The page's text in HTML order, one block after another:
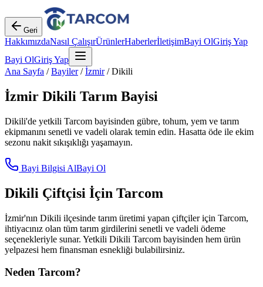
Geri
HakkımızdaNasıl ÇalışırÜrünlerHaberlerİletişimBayi OlGiriş Yap
Bayi OlGiriş Yap
Ana Sayfa /Bayiler/İzmir/Dikili
İzmir Dikili Tarım Bayisi
Dikili'de yetkili Tarcom bayisinden gübre, tohum, yem ve tarım
ekipmanını senetli ve vadeli olarak temin edin. Hasatta öde ile ekim
sezonu nakit sıkışıklığı yaşamayın.
Bayi Bilgisi AlBayi Ol
Dikili Çiftçisi İçin Tarcom
İzmir'nın Dikili ilçesinde tarım üretimi yapan çiftçiler için Tarcom,
ihtiyacınız olan tüm tarım girdilerini senetli ve vadeli ödeme
seçenekleriyle sunar. Yetkili Dikili Tarcom bayisinden hem ürün
yelpazesi hem finansman esnekliği bulabilirsiniz.
Neden Tarcom?